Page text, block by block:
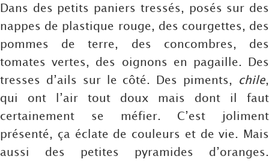
Dans des petits paniers tressés, posés sur des
nappes de plastique rouge, des courgettes, des
pommes de terre, des concombres, des
tomates vertes, des oignons en pagaille. Des
tresses d’ails sur le côté. Des piments, chile,
qui ont l’air tout doux mais dont il faut
certainement se méfier. C’est joliment
présenté, ça éclate de couleurs et de vie. Mais
aussi des petites pyramides d’oranges.